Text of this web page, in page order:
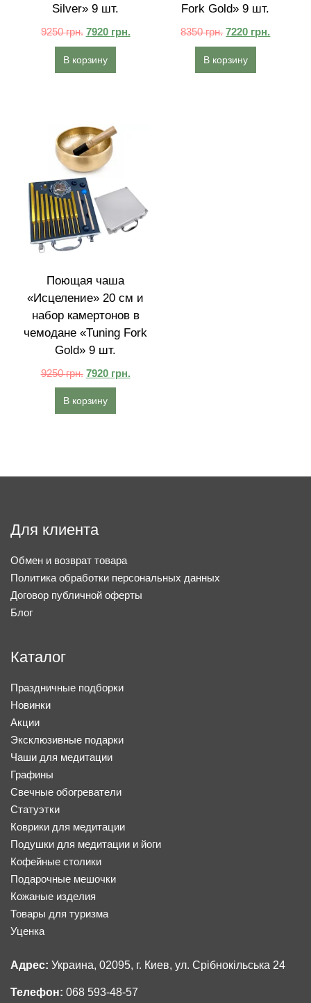
Silver» 9 шт.
9250грн. 7920 грн.
В корзину
Fork Gold» 9 шт.
8350грн. 7220 грн.
В корзину
Поющая чаша
«Исцеление» 20 см и
набор камертонов в
чемодане «Tuning Fork
Gold» 9 шт.
9250грн. 7920 грн.
В корзину
Для клиента
Обмен и возврат товара
Политика обработки персональных данных
Договор публичной оферты
Блог
Каталог
Праздничные подборки
Новинки
Акции
Эксклюзивные подарки
Чаши для медитации
Графины
Свечные обогреватели
Статуэтки
Коврики для медитации
Подушки для медитации и йоги
Кофейные столики
Подарочные мешочки
Кожаные изделия
Товары для туризма
Уценка
Адрес: Украина, 02095, г. Киев, ул. Срібнокільська 24
Телефон: 068 593-48-57